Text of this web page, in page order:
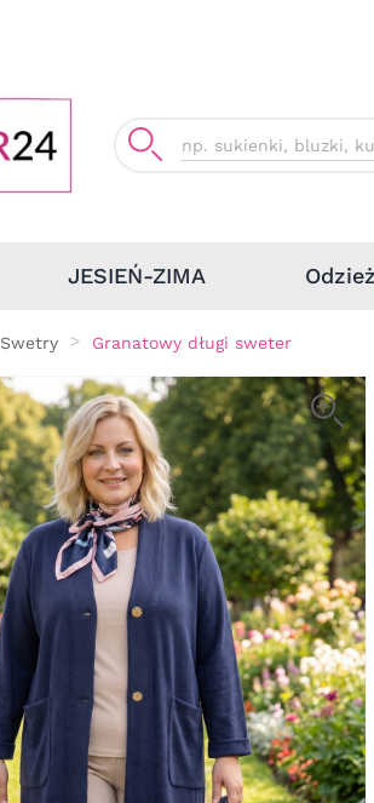
JESIEŃ-ZIMA Odzież
Swetry Granatowy długi sweter